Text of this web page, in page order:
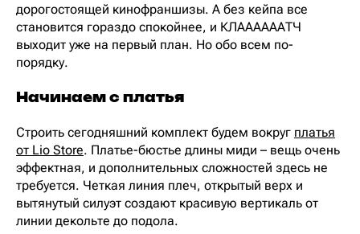
дорогостоящей кинофраншизы. А без кейпа все
становится гораздо спокойнее, и КЛААААААТЧ
выходит уже на первый план. Но обо всем по-
порядку.
Начинаем с платья
Строить сегодняшний комплект будем вокруг платья
от Lio Store. Платье-бюстье длины миди – вещь очень
эффектная, и дополнительных сложностей здесь не
требуется. Четкая линия плеч, открытый верх и
вытянутый силуэт создают красивую вертикаль от
линии декольте до подола.